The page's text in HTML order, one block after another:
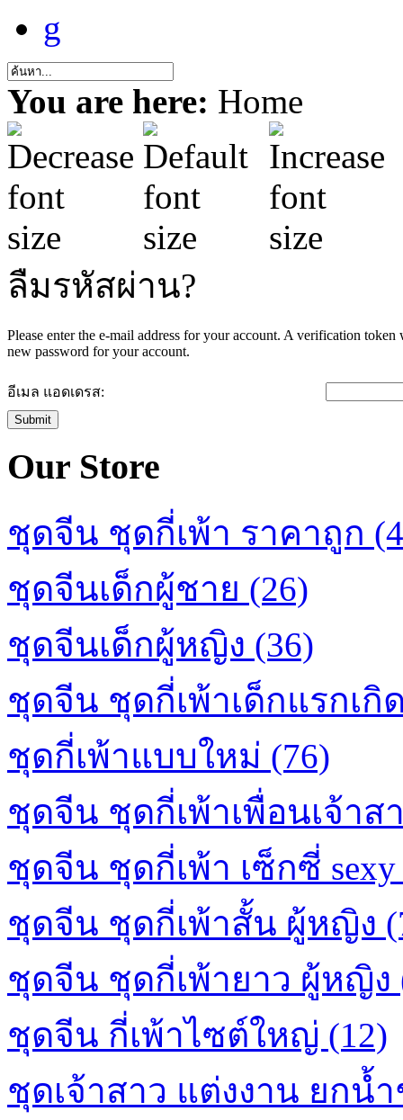
g
You are here: Home
ลืมรหัสผ่าน?
Please enter the e-mail address for your account. A verification
new password for your account.
อีเมล แอดเดรส:
Submit
Our Store
ชุดจีน ชุดกี่เพ้า ราคาถูก
ชุดจีนเด็กผู้ชาย (26)
ชุดจีนเด็กผู้หญิง (36)
ชุดจีน ชุดกี่เพ้าเด็กแรกเกิ
ชุดกี่เพ้าแบบใหม่ (76)
ชุดจีน ชุดกี่เพ้าเพื่อนเจ้าส
ชุดจีน ชุดกี่เพ้า เซ็กซี่ sexy
ชุดจีน ชุดกี่เพ้าสั้น ผู้หญิง
ชุดจีน ชุดกี่เพ้ายาว ผู้หญิง
ชุดจีน กี่เพ้าไซต์ใหญ่ (12)
ชุดเจ้าสาว แต่งงาน ยกน้ำ